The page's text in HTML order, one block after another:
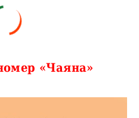
«Чаяна»